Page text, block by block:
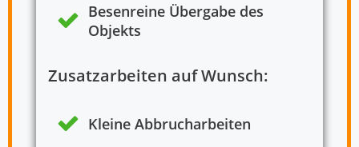
Besenreine Übergabe des
Objekts
Zusatzarbeiten auf Wunsch:
Kleine Abbrucharbeiten